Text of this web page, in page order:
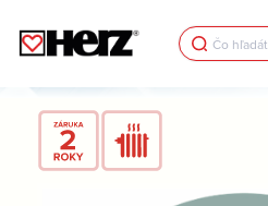
Search
for: